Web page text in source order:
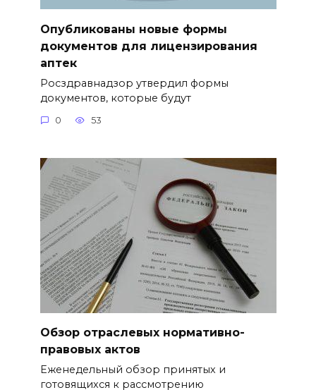
Опубликованы новые формы
документов для лицензирования
аптек
Росздравнадзор утвердил формы
документов, которые будут
0 53
Обзор отраслевых нормативно-
правовых актов
Еженедельный обзор принятых и
готовящихся к рассмотрению